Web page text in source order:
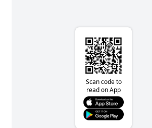
Scan code to
read on App